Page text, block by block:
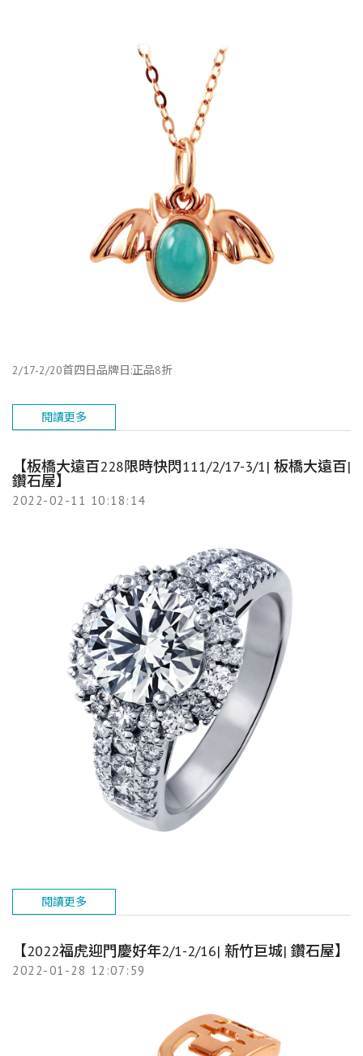
2/17-2/20首四日品牌日:正品8折
閱讀更多
【板橋大遠百228限時快閃111/2/17-3/1| 板橋大遠百|
鑽石屋】
2022-02-11 10:18:14
閱讀更多
【2022福虎迎門慶好年2/1-2/16| 新竹巨城| 鑽石屋】
2022-01-28 12:07:59